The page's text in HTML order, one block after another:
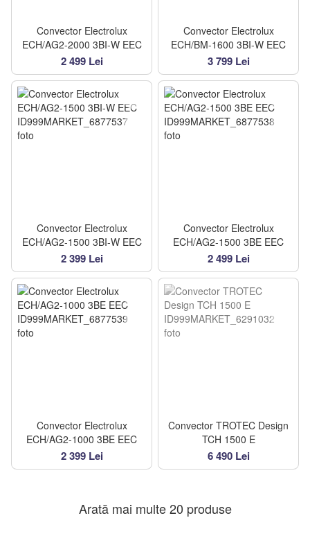
Convector Electrolux
ECH/AG2-2000 3BI-W EEC
2 499 Lei
Convector Electrolux
ECH/BM-1600 3BI-W EEC
3 799 Lei
Convector Electrolux
ECH/AG2-1500 3BI-W EEC
2 399 Lei
Convector Electrolux
ECH/AG2-1500 3BE EEC
2 499 Lei
Convector Electrolux
ECH/AG2-1000 3BE EEC
2 399 Lei
Convector TROTEC Design
TCH 1500 E
6 490 Lei
Arată mai multe 20 produse